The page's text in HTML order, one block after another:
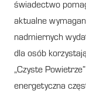
świadectwo
aktualne
nadmiernych
dla osób
„Czyste
energetyczna